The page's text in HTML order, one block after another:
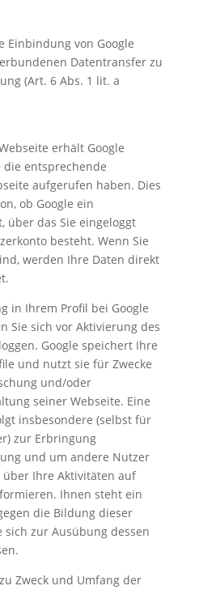
Einbindung von Google
Datentransfer zu
(Art. 6 Abs. 1 lit. a
erhält Google
die entsprechende
aufgerufen haben. Dies
ob Google ein
über das Sie eingeloggt
besteht. Wenn Sie
werden Ihre Daten direkt
in Ihrem Profil bei Google
Sie sich vor Aktivierung des
Google speichert Ihre
und nutzt sie für Zwecke
und/oder
seiner Webseite. Eine
insbesondere (selbst für
zur Erbringung
und um andere Nutzer
über Ihre Aktivitäten auf
Ihnen steht ein
die Bildung dieser
sich zur Ausübung dessen
Zweck und Umfang der